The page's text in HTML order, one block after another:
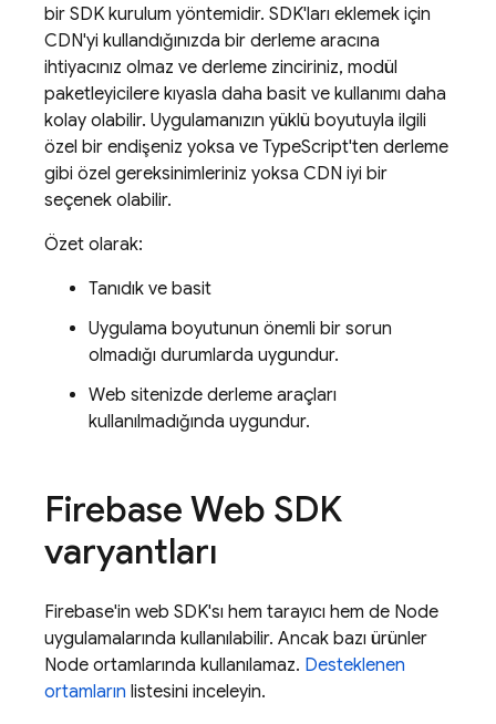
bir SDK kurulum yöntemidir. SDK'ları eklemek için
CDN'yi kullandığınızda bir derleme aracına
ihtiyacınız olmaz ve derleme zinciriniz, modül
paketleyicilere kıyasla daha basit ve kullanımı daha
kolay olabilir. Uygulamanızın yüklü boyutuyla ilgili
özel bir endişeniz yoksa ve TypeScript'ten derleme
gibi özel gereksinimleriniz yoksa CDN iyi bir
seçenek olabilir.
Özet olarak:
Tanıdık ve basit
Uygulama boyutunun önemli bir sorun
olmadığı durumlarda uygundur.
Web sitenizde derleme araçları
kullanılmadığında uygundur.
Firebase Web SDK
varyantları
Firebase'in web SDK'sı hem tarayıcı hem de Node
uygulamalarında kullanılabilir. Ancak bazı ürünler
Node ortamlarında kullanılamaz. Desteklenen
ortamların listesini inceleyin.